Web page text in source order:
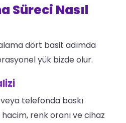
Süreci Nasıl
dört basit adımda
yük bizde olur.
telefonda baskı
hacim, renk oranı ve cihaz